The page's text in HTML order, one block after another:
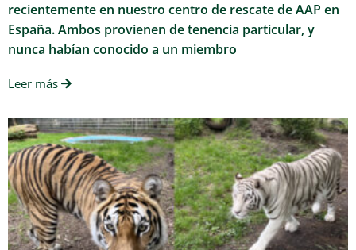
recientemente en nuestro centro de rescate de AAP en
España. Ambos provienen de tenencia particular, y
nunca habían conocido a un miembro
Leer más